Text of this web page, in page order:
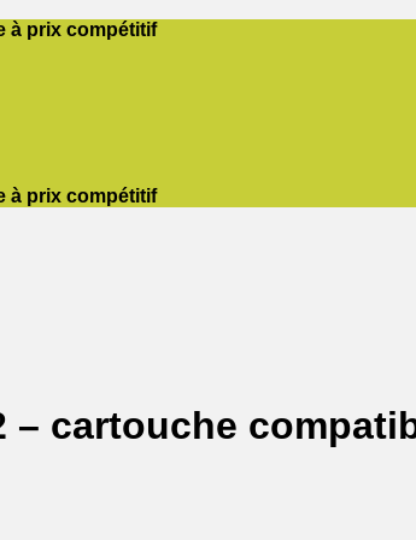
à prix compétitif
à prix compétitif
– cartouche